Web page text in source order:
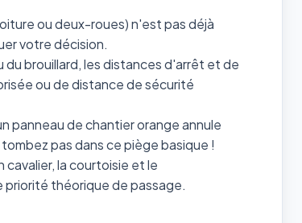
ou deux-roues) n'est pas déjà
votre décision.
du brouillard, les distances d'arrêt et de
ou de distance de sécurité
panneau de chantier orange annule
pas dans ce piège basique !
cavalier, la courtoisie et le
théorique de passage.